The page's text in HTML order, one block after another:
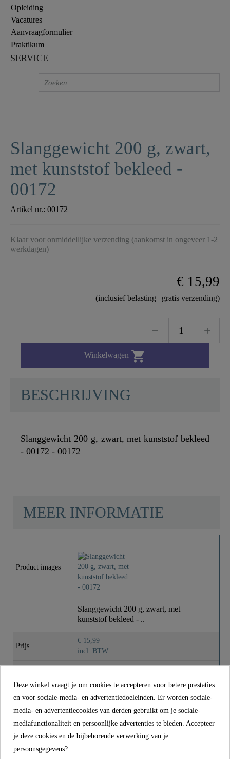
Opleiding
Vacatures
Aanvraagformulier
Praktikum
SERVICE
Slanggewicht 200 g, zwart,
met kunststof bekleed -
00172
Artikel nr.: 00172
Klaar voor onmiddellijke verzending (aankomst in ongeveer 1-2
werkdagen)
€ 15,99
(inclusief belasting | gratis verzending)
Winkelwagen 
BESCHRIJVING
Slanggewicht 200 g, zwart, met kunststof bekleed
- 00172 - 00172
Gewicht 0,0 Kg
MEER INFORMATIE
Product images
Slanggewicht 200 g, zwart, met
kunststof bekleed - ..
Prijs
€ 15,99
incl. BTW
Kleur Zwart
Gewicht 0,0 kg
CONTACT
Deze winkel vraagt je om cookies te accepteren voor betere prestaties
en voor sociale-media- en advertentiedoeleinden. Er worden sociale-
media- en advertentiecookies van derden gebruikt om je sociale-
mediafunctionaliteit en persoonlijke advertenties te bieden. Accepteer
je deze cookies en de bijbehorende verwerking van je
persoonsgegevens?